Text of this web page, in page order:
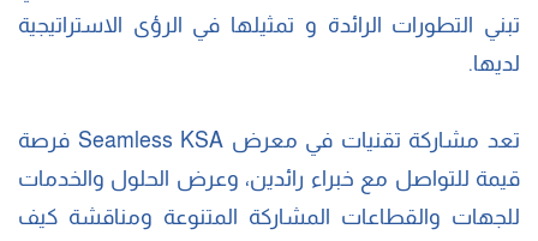
تبني التطورات الرائدة و تمثيلها في الرؤى الاستراتيجية
لديها.
تعد مشاركة تقنيات في معرض Seamless KSA فرصة
قيمة للتواصل مع خبراء رائدين، وعرض الحلول والخدمات
للجهات والقطاعات المشاركة المتنوعة ومناقشة كيف